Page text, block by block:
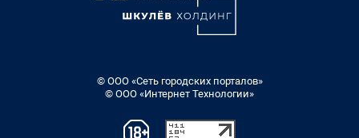
© ООО «Сеть городских порталов»
© ООО «Интернет Технологии»